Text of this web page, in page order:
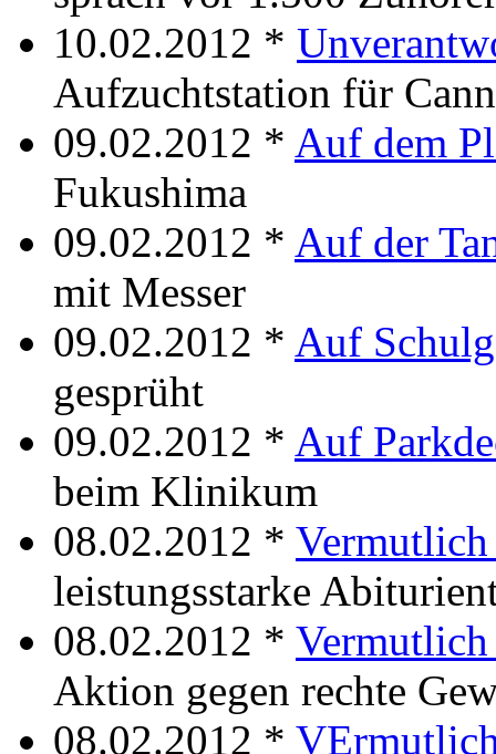
10.02.2012 *
Aufzuchtstation für
09.02.2012 * Auf dem
Fukushima
09.02.2012 * Auf der
mit Messer
09.02.2012 * Auf
gesprüht
09.02.2012 * Auf
beim Klinikum
08.02.2012 *
leistungsstarke
08.02.2012 *
Aktion gegen rechte
08.02.2012 *